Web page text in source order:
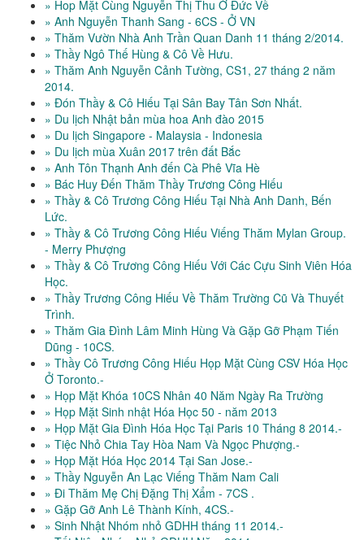
» Hop Mặt Cùng Nguyễn Thị Thu Ở Đức Về
» Anh Nguyễn Thanh Sang - 6CS - Ở VN
» Thăm Vườn Nhà Anh Trần Quan Danh 11 tháng 2/2014.
» Thầy Ngô Thế Hùng & Cô Về Hưu.
» Thăm Anh Nguyễn Cảnh Tường, CS1, 27 tháng 2 năm
2014.
» Đón Thầy & Cô Hiếu Tại Sân Bay Tân Sơn Nhất.
» Du lịch Nhật bản mùa hoa Anh đào 2015
» Du lịch Singapore - Malaysia - Indonesia
» Du lịch mùa Xuân 2017 trên đất Bắc
» Anh Tôn Thạnh Anh đến Cà Phê Vĩa Hè
» Bác Huy Đến Thăm Thầy Trương Công Hiếu
» Thầy & Cô Trương Công Hiếu Tại Nhà Anh Danh, Bến
Lức.
» Thầy & Cô Trương Công Hiếu Viếng Thăm Mylan Group.
- Merry Phượng
» Thầy & Cô Trương Công Hiếu Với Các Cựu Sinh Viên Hóa
Học.
» Thầy Trương Công Hiếu Về Thăm Trường Cũ Và Thuyết
Trình.
» Thăm Gia Đình Lâm Minh Hùng Và Gặp Gỡ Phạm Tiến
Dũng - 10CS.
» Thầy Cô Trương Công Hiếu Họp Mặt Cùng CSV Hóa Học
Ở Toronto.-
» Họp Mặt Khóa 10CS Nhân 40 Năm Ngày Ra Trường
» Họp Mặt Sinh nhật Hóa Học 50 - năm 2013
» Họp Mặt Gia Đình Hóa Học Tại Paris 10 Tháng 8 2014.-
» Tiệc Nhỏ Chia Tay Hòa Nam Và Ngọc Phượng.-
» Họp Mặt Hóa Học 2014 Tại San Jose.-
» Thầy Nguyễn An Lạc Viếng Thăm Nam Cali
» Đi Thăm Mẹ Chị Đặng Thị Xẩm - 7CS .
» Gặp Gỡ Anh Lê Thành Kính, 4CS.-
» Sinh Nhật Nhóm nhỏ GDHH tháng 11 2014.-